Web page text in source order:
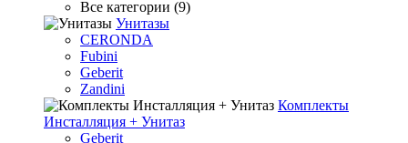
Все категории (9)
Унитазы
CERONDA
Fubini
Geberit
Zandini
Комплекты
Инсталляция + Унитаз
Geberit